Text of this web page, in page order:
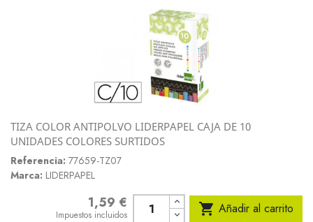
TIZA COLOR ANTIPOLVO LIDERPAPEL CAJA DE 10
UNIDADES COLORES SURTIDOS
Referencia: 77659-TZ07
Marca: LIDERPAPEL
1,59 €
Impuestos incluidos  Añadir al carrito